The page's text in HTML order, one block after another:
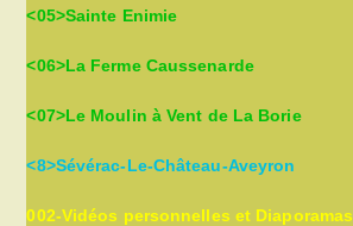
<05>Sainte Enimie
<06>La Ferme Caussenarde
<07>Le Moulin à Vent de La Borie
<8>Sévérac-Le-Château-Aveyron
002-Vidéos personnelles et Diaporamas